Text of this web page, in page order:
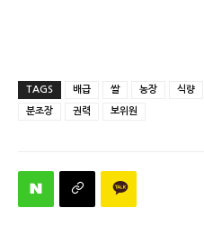
TAGS 배급 쌀 농장 식량
분조장 권력 보위원